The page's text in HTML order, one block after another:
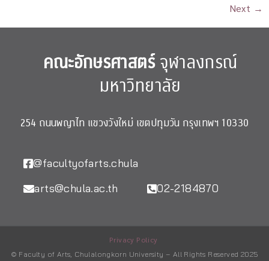
Next →
คณะอักษรศาสตร์จุฬาลงกรณ์
มหาวิทยาลัย
254 ถนนพญาไท แขวงวังใหม่ เขตปทุมวัน กรุงเทพฯ 10330
@facultyofarts.chula
arts@chula.ac.th
02-2184870
Privacy Policy
© Faculty of Arts, Chulalongkorn University – All Rights Reserved 2025